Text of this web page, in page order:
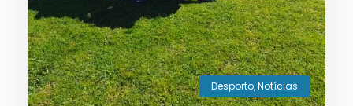
Desporto,Notícias